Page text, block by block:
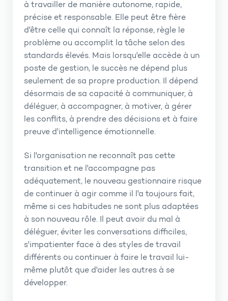
à travailler de manière autonome, rapide,
précise et responsable. Elle peut être fière
d'être celle qui connaît la réponse, règle le
problème ou accomplit la tâche selon des
standards élevés. Mais lorsqu'elle accède à un
poste de gestion, le succès ne dépend plus
seulement de sa propre production. Il dépend
désormais de sa capacité à communiquer, à
déléguer, à accompagner, à motiver, à gérer
les conflits, à prendre des décisions et à faire
preuve d'intelligence émotionnelle.
Si l'organisation ne reconnaît pas cette
transition et ne l'accompagne pas
adéquatement, le nouveau gestionnaire risque
de continuer à agir comme il l'a toujours fait,
même si ces habitudes ne sont plus adaptées
à son nouveau rôle. Il peut avoir du mal à
déléguer, éviter les conversations difficiles,
s'impatienter face à des styles de travail
différents ou continuer à faire le travail lui-
même plutôt que d'aider les autres à se
développer.